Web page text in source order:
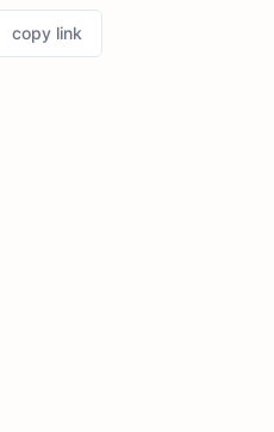
copy link